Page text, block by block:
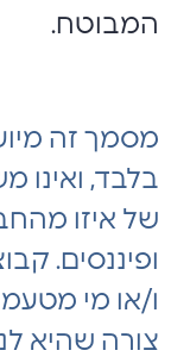
המבוטח.
מסמך זה
בלבד,
של איזו
ופיננסים.
ו/או מי
צורה שהיא